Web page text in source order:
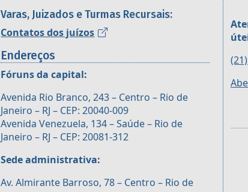
Varas, Juizados e Turmas Recursais:
Contatos dos juízos
Endereços
Fóruns da capital:
Avenida Rio Branco, 243 – Centro – Rio de
Janeiro – RJ – CEP: 20040-009
Avenida Venezuela, 134 – Saúde – Rio de
Janeiro – RJ – CEP: 20081-312
Sede administrativa:
Av. Almirante Barroso, 78 – Centro – Rio de